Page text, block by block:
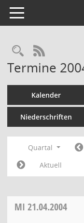
Toggle navigation
RSS-
Termine
Kalender
Niederschriften
Quartal
Aktuell
MI 21.04.2004